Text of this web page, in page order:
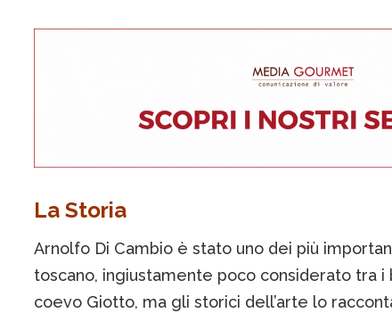
La Storia
Arnolfo Di Cambio è stato uno dei più
toscano, ingiustamente poco considerato tra
coevo Giotto, ma gli storici dell’arte lo